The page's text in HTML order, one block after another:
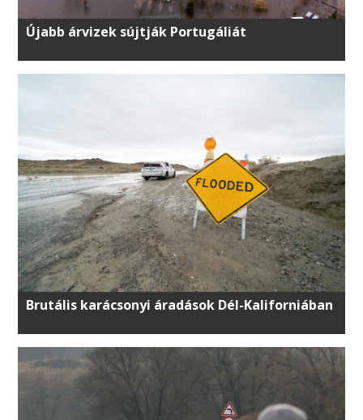
Újabb árvizek sújtják Portugáliát
Brutális karácsonyi áradások Dél-Kaliforniában